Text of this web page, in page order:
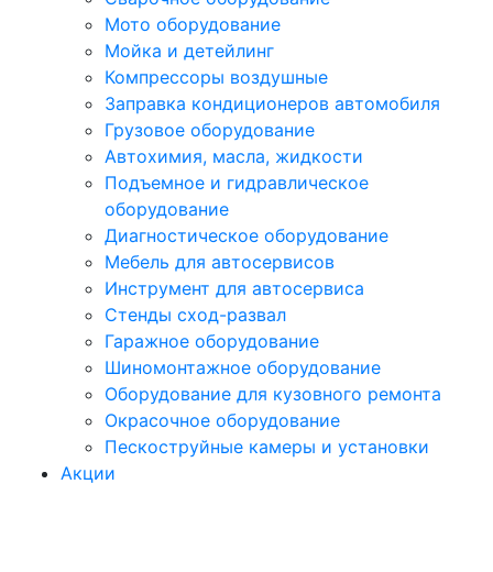
Мото оборудование
Мойка и детейлинг
Компрессоры воздушные
Заправка кондиционеров автомобиля
Грузовое оборудование
Автохимия, масла, жидкости
Подъемное и гидравлическое
оборудование
Диагностическое оборудование
Мебель для автосервисов
Инструмент для автосервиса
Стенды сход-развал
Гаражное оборудование
Шиномонтажное оборудование
Оборудование для кузовного ремонта
Окрасочное оборудование
Пескоструйные камеры и установки
Акции